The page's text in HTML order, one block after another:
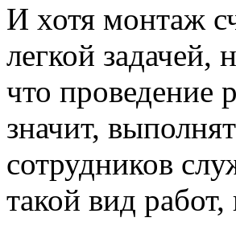
И хотя монтаж
легкой задачей,
что проведение
значит,
сотрудников
такой вид